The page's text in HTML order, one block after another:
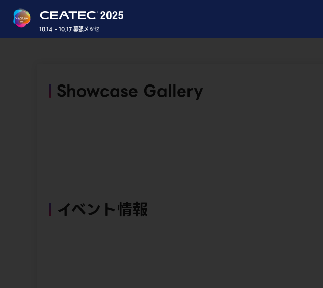
10.14 - 10.17 幕張メッセ
Showcase Gallery
イベント情報